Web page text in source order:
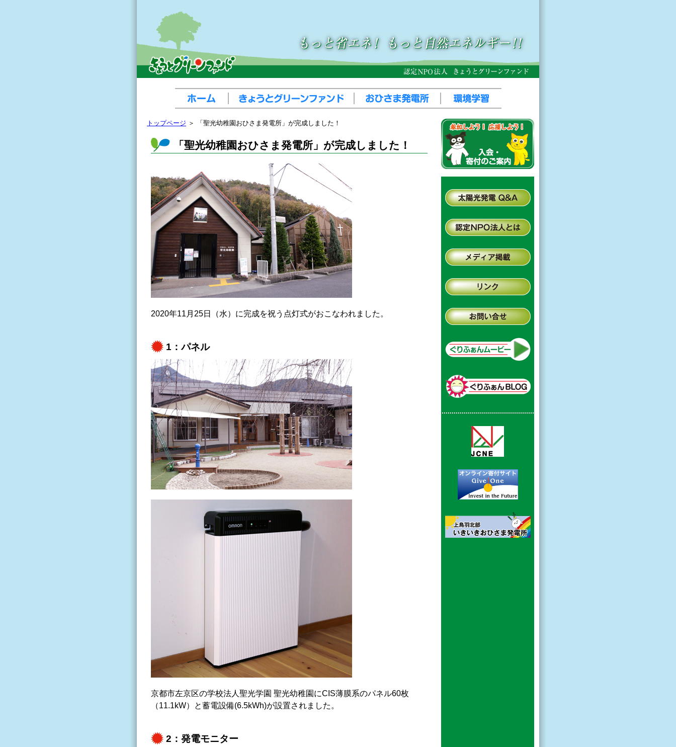
トップページ ＞ 「聖光幼稚園おひさま発電所」が完成しました！
「聖光幼稚園おひさま発電所」が完成しました！
2020年11月25日（水）に完成を祝う点灯式がおこなわれました。
1：パネル
京都市左京区の学校法人聖光学園 聖光幼稚園にCIS薄膜系のパネル60枚
（11.1kW）と蓄電設備(6.5kWh)が設置されました。
2：発電モニター